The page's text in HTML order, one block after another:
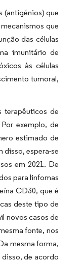
(antigénios) que
que
das células
imunitário de
às células
tumoral,
terapêuticos de
exemplo, de
estimado de
disso, espera-se
em 2021. De
para linfomas
CD30, que é
deste tipo de
novos casos de
fonte, nos
mesma forma,
de acordo